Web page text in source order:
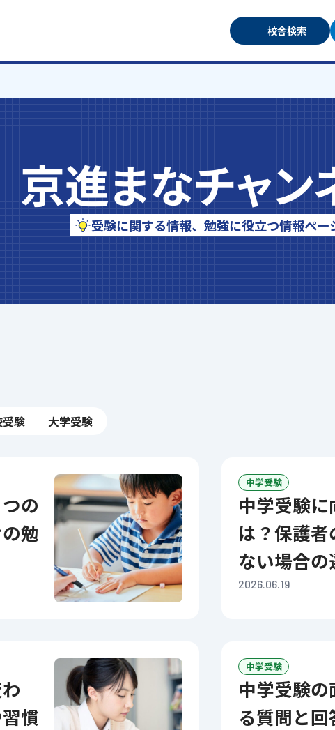
校舎検索
京進まなチャン
受験に関する情報、勉強に役立つ情報ペー
験 大学受験
勉
中学受験
中学受験に向いている子と
は？保護
ない場合の
2026.06.19
慣
中学受験
中学受験の面接対策！よくあ
る質問と